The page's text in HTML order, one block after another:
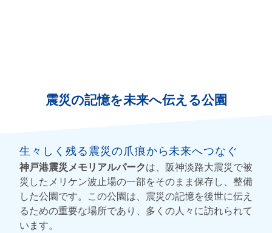
震災の記憶を未来へ伝える公園
生々しく残る震災の爪痕から未来へつなぐ
神戸港震災メモリアルパークは、阪神淡路大震災で被
災したメリケン波止場の一部をそのまま保存し、整備
した公園です。この公園は、震災の記憶を後世に伝え
るための重要な場所であり、多くの人々に訪れられて
います。